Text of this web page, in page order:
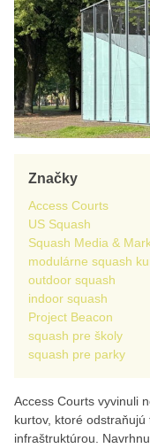
Značky
Access Courts
US Squash
Squash Media &
modulárne squash
outdoor squash
indoor squash
Project Beacon
squash pre školy
squash pre parky
Access Courts vyvinuli
kurtov, ktoré
infraštruktúrou.